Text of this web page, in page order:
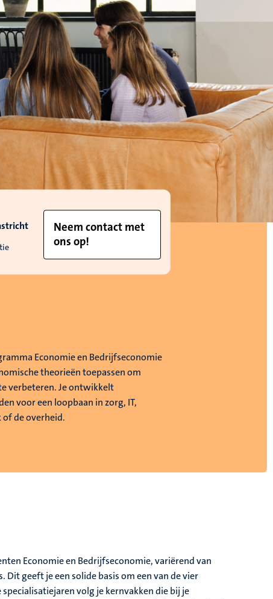
Neem contact met
ons op!
Economie en Bedrijfseconomie
theorieën toepassen om
verbeteren. Je ontwikkelt
voor een loopbaan in zorg, IT,
of de overheid.
Economie en Bedrijfseconomie, variërend van
geeft je een solide basis om een van de vier
volg je kernvakken die bij je